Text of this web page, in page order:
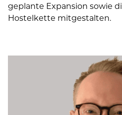
geplante Expansion sowie
Hostelkette mitgestalten.